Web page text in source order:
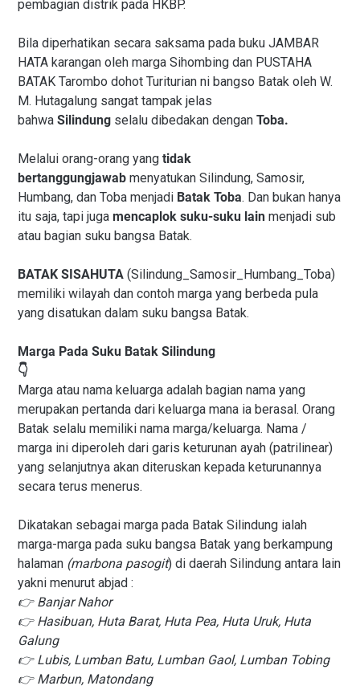
pembagian distrik pada HKBP.
Bila diperhatikan secara saksama pada buku JAMBAR
HATA karangan oleh marga Sihombing dan PUSTAHA
BATAK Tarombo dohot Turiturian ni bangso Batak oleh W.
M. Hutagalung sangat tampak jelas
bahwa Silindung selalu dibedakan dengan Toba.
Melalui orang-orang yang tidak
bertanggungjawab menyatukan Silindung, Samosir,
Humbang, dan Toba menjadi Batak Toba. Dan bukan hanya
itu saja, tapi juga mencaplok suku-suku lain menjadi sub
atau bagian suku bangsa Batak.
BATAK SISAHUTA (Silindung_Samosir_Humbang_Toba)
memiliki wilayah dan contoh marga yang berbeda pula
yang disatukan dalam suku bangsa Batak.
Marga Pada Suku Batak Silindung
👇
Marga atau nama keluarga adalah bagian nama yang
merupakan pertanda dari keluarga mana ia berasal. Orang
Batak selalu memiliki nama marga/keluarga. Nama /
marga ini diperoleh dari garis keturunan ayah (patrilinear)
yang selanjutnya akan diteruskan kepada keturunannya
secara terus menerus.
Dikatakan sebagai marga pada Batak Silindung ialah
marga-marga pada suku bangsa Batak yang berkampung
halaman (marbona pasogit) di daerah Silindung antara lain
yakni menurut abjad :
👉 Banjar Nahor
👉 Hasibuan, Huta Barat, Huta Pea, Huta Uruk, Huta
Galung
👉 Lubis, Lumban Batu, Lumban Gaol, Lumban Tobing
👉 Marbun, Matondang